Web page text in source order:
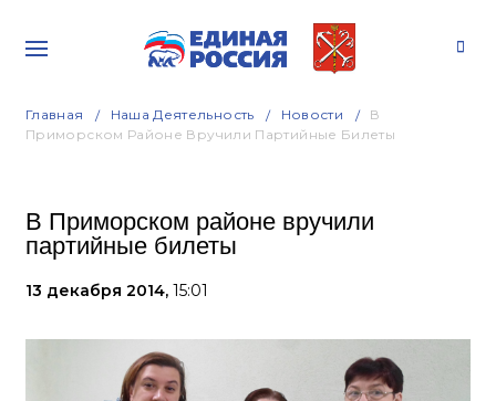
Главная Наша Деятельность Новости
В
Приморском Районе Вручили Партийные Билеты
В Приморском районе вручили
партийные билеты
13 декабря 2014, 15:01